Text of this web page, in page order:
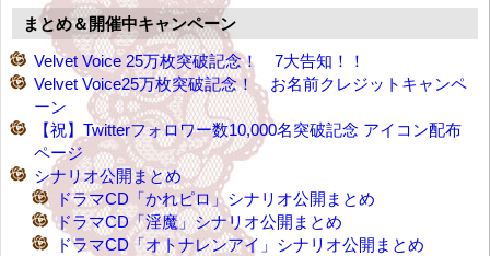
まとめ＆開催中キャンペーン
Velvet Voice 25万枚突破記念！ 7大告知！！
Velvet Voice25万枚突破記念！ お名前クレジットキャンペ
ーン
【祝】Twitterフォロワー数10,000名突破記念 アイコン配布
ページ
シナリオ公開まとめ
ドラマCD「かれピロ」シナリオ公開まとめ
ドラマCD「淫魔」シナリオ公開まとめ
ドラマCD「オトナレンアイ」シナリオ公開まとめ